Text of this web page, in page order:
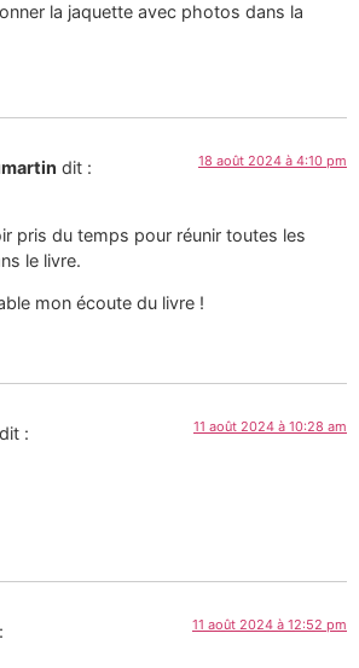
la jaquette avec photos dans la
dit : 18 août 2024 à 4:10 pm
pris du temps pour réunir toutes les
le livre.
mon écoute du livre !
dit : 11 août 2024 à 10:28 am
11 août 2024 à 12:52 pm